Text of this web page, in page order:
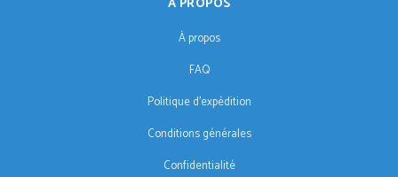
À PROPOS
À propos
FAQ
Politique d'expédition
Conditions générales
Confidentialité